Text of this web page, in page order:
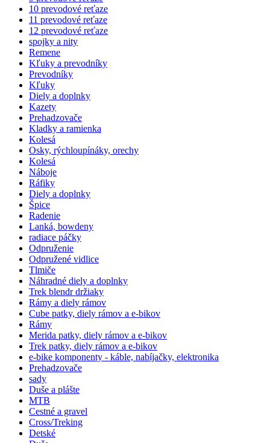
10 prevodové reťaze
11 prevodové reťaze
12 prevodové reťaze
spojky a nity
Remene
Kľuky a prevodníky
Prevodníky
Kľuky
Diely a doplnky
Kazety
Prehadzovače
Kladky a ramienka
Kolesá
Osky, rýchloupínáky, orechy
Kolesá
Náboje
Ráfiky
Diely a doplnky
Špice
Radenie
Lanká, bowdeny
radiace páčky
Odpruženie
Odpružené vidlice
Tlmiče
Náhradné diely a doplnky
Trek blendr držiaky
Rámy a diely rámov
Cube patky, diely rámov a e-bikov
Rámy
Merida patky, diely rámov a e-bikov
Trek patky, diely rámov a e-bikov
e-bike komponenty - káble, nabíjačky, elektronika
Prehadzovače
sady
Duše a plášte
MTB
Cestné a gravel
Cross/Treking
Detské